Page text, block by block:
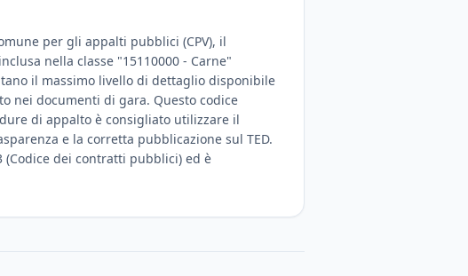
per gli appalti pubblici (CPV), il
nella classe "15110000 - Carne"
il massimo livello di dettaglio disponibile
nei documenti di gara. Questo codice
di appalto è consigliato utilizzare il
e la corretta pubblicazione sul TED.
(Codice dei contratti pubblici) ed è